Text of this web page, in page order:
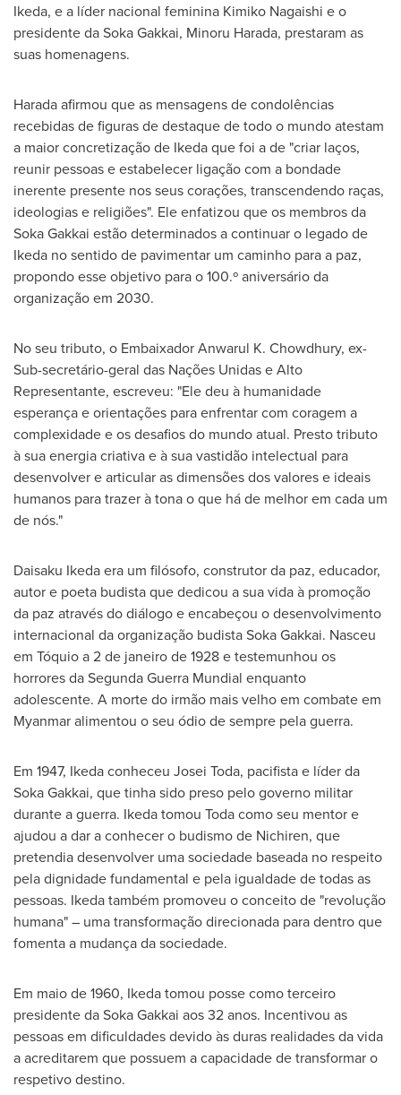
Ikeda, e a líder nacional feminina Kimiko Nagaishi e o
presidente da Soka Gakkai, Minoru Harada, prestaram as
suas homenagens.
Harada afirmou que as mensagens de condolências
recebidas de figuras de destaque de todo o mundo atestam
a maior concretização de Ikeda que foi a de "criar laços,
reunir pessoas e estabelecer ligação com a bondade
inerente presente nos seus corações, transcendendo raças,
ideologias e religiões". Ele enfatizou que os membros da
Soka Gakkai estão determinados a continuar o legado de
Ikeda no sentido de pavimentar um caminho para a paz,
propondo esse objetivo para o 100.º aniversário da
organização em 2030.
No seu tributo, o Embaixador Anwarul K. Chowdhury, ex-
Sub-secretário-geral das Nações Unidas e Alto
Representante, escreveu: "Ele deu à humanidade
esperança e orientações para enfrentar com coragem a
complexidade e os desafios do mundo atual. Presto tributo
à sua energia criativa e à sua vastidão intelectual para
desenvolver e articular as dimensões dos valores e ideais
humanos para trazer à tona o que há de melhor em cada um
de nós."
Daisaku Ikedaera um filósofo, construtor da paz, educador,
autor e poeta budista que dedicou a sua vida à promoção
da paz através do diálogo e encabeçou o desenvolvimento
internacional da organização budista Soka Gakkai. Nasceu
em Tóquio a 2 de janeiro de 1928 e testemunhou os
horrores da Segunda Guerra Mundial enquanto
adolescente. A morte do irmão mais velho em combate em
Myanmaralimentou o seu ódio de sempre pela guerra.
Em 1947, Ikeda conheceu Josei Toda, pacifista e líder da
Soka Gakkai, que tinha sido preso pelo governo militar
durante a guerra. Ikeda tomou Toda como seu mentor e
ajudou a dar a conhecer o budismo de Nichiren, que
pretendia desenvolver uma sociedade baseada no respeito
pela dignidade fundamental e pela igualdade de todas as
pessoas. Ikeda também promoveu o conceito de "revolução
humana" – uma transformação direcionada para dentro que
fomenta a mudança da sociedade.
Em maio de 1960, Ikeda tomou posse como terceiro
presidente da Soka Gakkai aos 32 anos. Incentivou as
pessoas em dificuldades devido às duras realidades da vida
a acreditarem que possuem a capacidade de transformar o
respetivo destino.